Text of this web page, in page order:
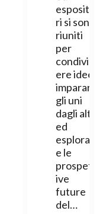
esposito
ri si sono
riuniti
per
condivid
ere idee,
imparare
gli uni
dagli altri
ed
esplorar
e le
prospett
ive
future
del…